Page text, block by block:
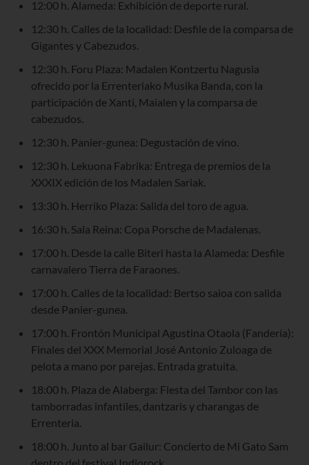
12:00 h. Alameda: Exhibición de deporte rural.
12:30 h. Calles de la localidad: Desfile de la comparsa de
Gigantes y Cabezudos.
12:30 h. Foru Plaza: Madalen Kontzertu Nagusia
ofrecido por la Errenteriako Musika Banda, con la
participación de Xanti, Maialen y la comparsa de
cabezudos.
12:30 h. Panier-gunea: Degustación de vino.
12:30 h. Lekuona Fabrika: Entrega de premios de la
XXXIX edición de los Madalen Sariak.
13:30 h. Herriko Plaza: Salida del toro de agua.
16:30 h. Sala Reina: Copa Porsche de Madalenas.
17:00 h. Desde la calle Biteri hasta la Alameda: Desfile
carnavalero Tierra de Faraones.
17:00 h. Calles de la localidad: Bertso saioa con salida
desde Panier-gunea.
17:00 h. Frontón Municipal Agustina Otaola (Fandería):
Finales del XXX Memorial José Antonio Zuloaga de
pelota a mano por parejas. Entrada gratuita.
18:00 h. Plaza de Alaberga: Fiesta del Tambor con las
tamborradas infantiles, dantzaris y charangas de
Errenteria.
18:00 h. Junto al bar Gailur: Concierto de Mi Gato Sam